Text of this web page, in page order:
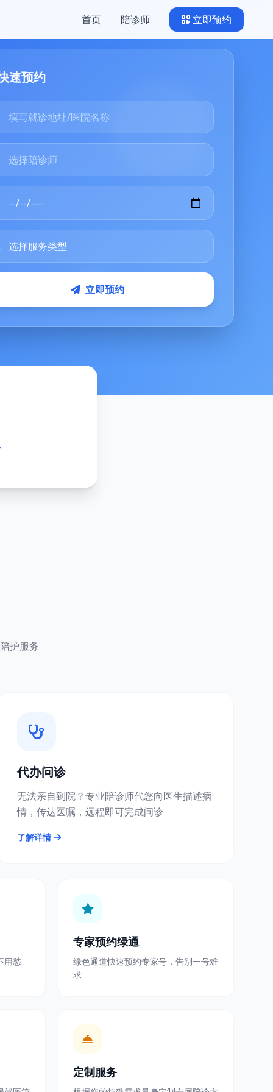
首页 陪诊师 立即预约
速预约
立即预约
护服务
代办问诊
无法亲自到院？专业陪诊师代您向医生描述病
情，传达医嘱，远程即可完成问诊
了解详情
用愁
专家预约绿通
绿色通道快速预约专家号，告别一号难
求
定制服务